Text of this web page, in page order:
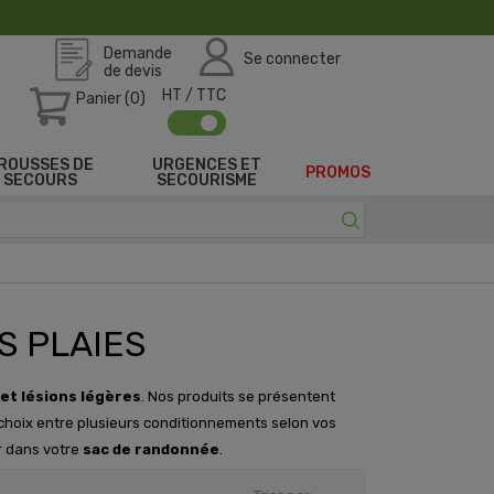
Demande
de devis
Se connecter
Panier (0) HT / TTC
DE
SECOURS
URGENCES ET
SECOURISME
PROMOS
PLAIES
lésions légères . Nos produits se présentent
entre plusieurs conditionnements selon vos
dans votre sac de randonnée